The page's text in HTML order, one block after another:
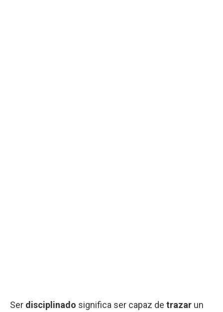
Ser disciplinado significa ser capaz de trazar un